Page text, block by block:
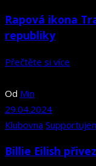
Rapová ikona
republiky
Přečtěte si více
Od Min
29.04.2024
Klubovna
Billie Eilish